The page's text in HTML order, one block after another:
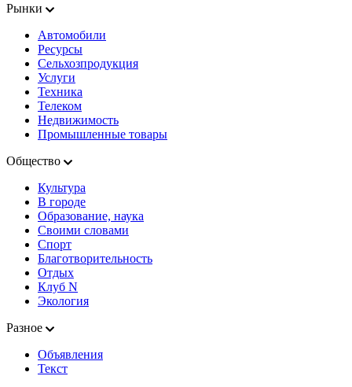
Рынки
Автомобили
Ресурсы
Сельхозпродукция
Услуги
Техника
Телеком
Недвижимость
Промышленные товары
Общество
Культура
В городе
Образование, наука
Своими словами
Спорт
Благотворительность
Отдых
Клуб N
Экология
Разное
Объявления
Текст